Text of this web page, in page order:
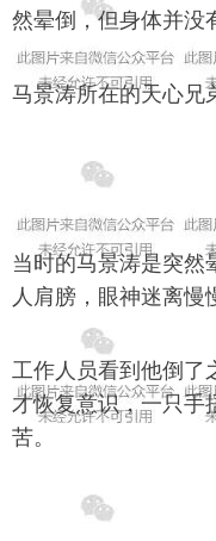
然晕倒，但身体并没
马景涛所在的天心兄
当时的马景涛是突然
人肩膀，眼神迷离慢
工作人员看到他倒了
才恢复意识，一只手
苦。